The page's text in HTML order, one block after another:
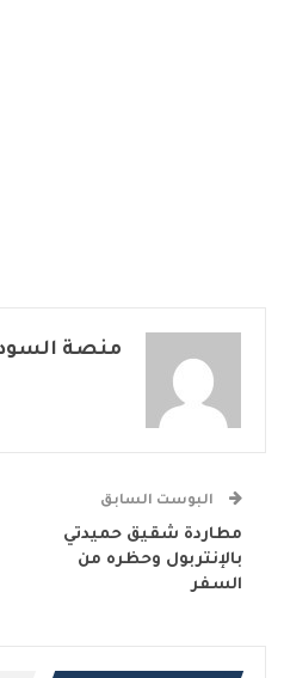
منصة
البوست السابق
مطاردة شقيق حميدتي
بالإنتربول وحظره من
السفر